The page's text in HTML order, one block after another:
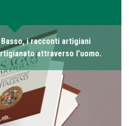
Basso, i racconti artigiani
attraverso l’uomo.